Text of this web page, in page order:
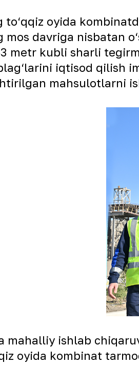
to‘qqiz oyida
mos davriga nisbatan
metr kubli sharli
iqtisod qilish
mahsulotlarni
mahalliy ishlab
oyida kombinat